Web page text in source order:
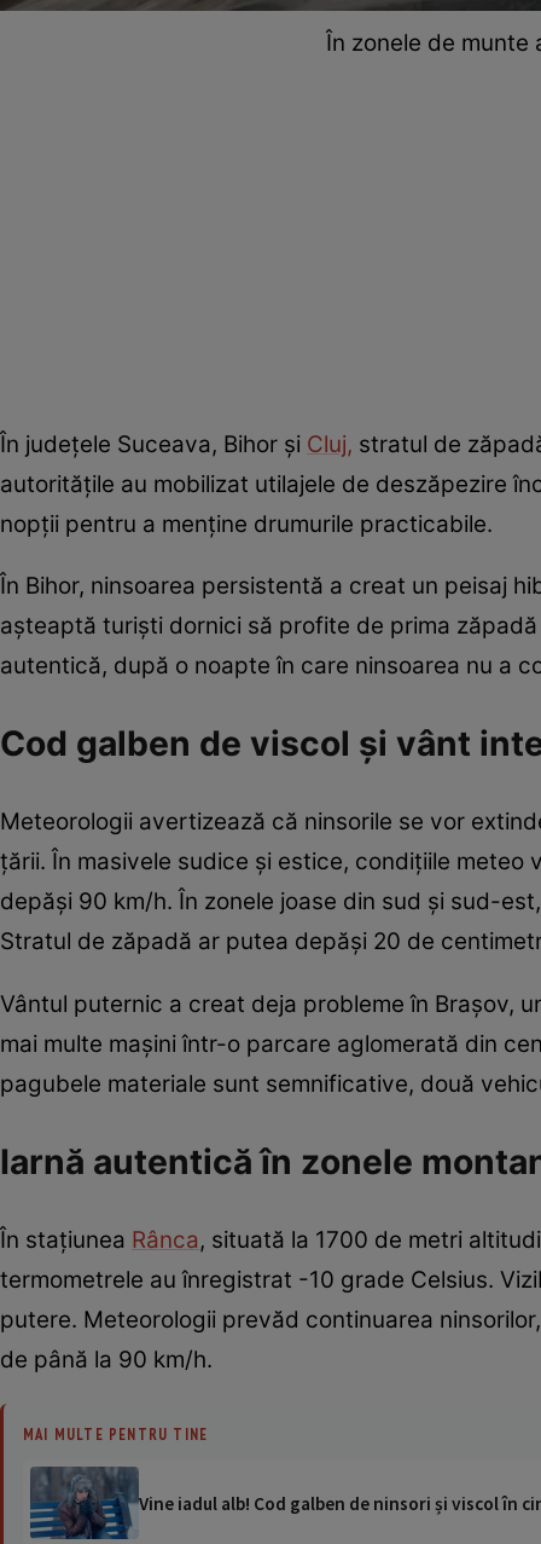
În zonele de
În județele Suceava, Bihor și Cluj, stratul de
autoritățile au mobilizat utilajele de deszăpezire
nopții pentru a menține drumurile practicabile.
În Bihor, ninsoarea persistentă a creat un peisaj
așteaptă turiști dornici să profite de prima
autentică, după o noapte în care ninsoarea nu a
Cod galben de viscol și vânt
Meteorologii avertizează că ninsorile se vor
țării. În masivele sudice și estice, condițiile
depăși 90 km/h. În zonele joase din sud și sud-
Stratul de zăpadă ar putea depăși 20 de
Vântul puternic a creat deja probleme în Brașov,
mai multe mașini într-o parcare aglomerată din
pagubele materiale sunt semnificative, două
Iarnă autentică în zonele
În stațiunea Rânca, situată la 1700 de metri
termometrele au înregistrat -10 grade Celsius.
putere. Meteorologii prevăd continuarea
de până la 90 km/h.
MAI MULTE PENTRU TINE
Vine iadul alb! Cod galben de ninsori și viscol în